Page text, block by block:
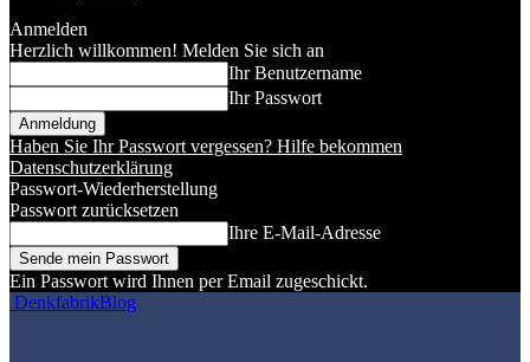
Anmelden
Herzlich willkommen! Melden Sie sich an
Ihr Benutzername
Ihr Passwort
Haben Sie Ihr Passwort vergessen? Hilfe bekommen
Datenschutzerklärung
Passwort-Wiederherstellung
Passwort zurücksetzen
Ihre E-Mail-Adresse
Ein Passwort wird Ihnen per Email zugeschickt.
DenkfabrikBlog